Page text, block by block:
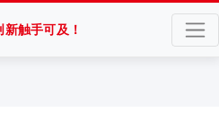
触手可及！